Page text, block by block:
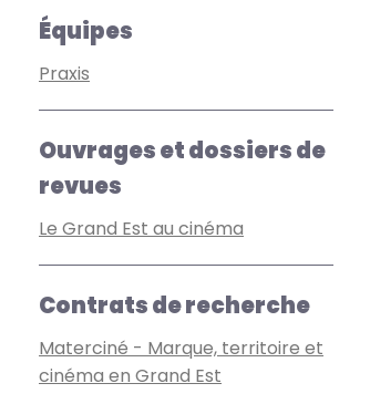
Équipes
Praxis
Ouvrages et dossiers de
revues
Le Grand Est au cinéma
Contrats de recherche
Materciné - Marque, territoire et
cinéma en Grand Est